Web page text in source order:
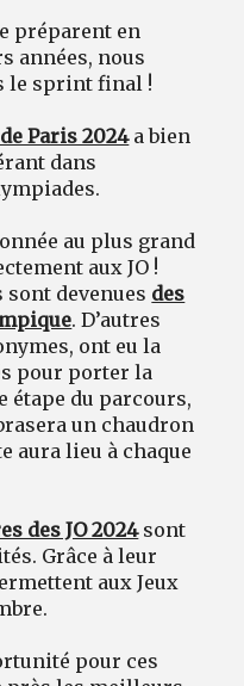
préparent en
années, nous
le sprint final !
Paris 2024a bien
dans
au plus grand
aux JO !
devenues des
. D’autres
ont eu la
pour porter la
étape du parcours,
un chaudron
aura lieu à chaque
des JO 2024sont
Grâce à leur
aux Jeux
pour ces